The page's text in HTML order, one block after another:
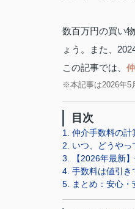
数百万円の買い
ょう。また、
この記事では、
※本記事は2026年5
目次
1. 仲介手数料の計
2. いつ、どうやっ
3. 【2026年最新
4. 手数料は値引き
5. まとめ：安心・